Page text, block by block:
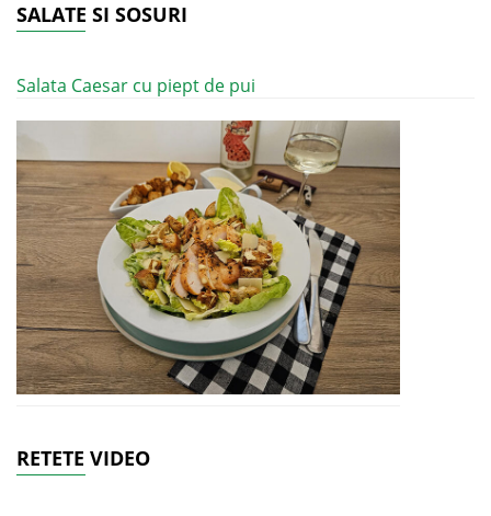
SALATE SI SOSURI
Salata Caesar cu piept de pui
RETETE VIDEO